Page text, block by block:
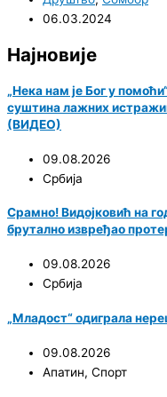
06.03.2024
Најновије
„Нека нам је Бог у
суштина лажних
(ВИДЕО)
09.08.2026
Србија
Срамно! Видојковић на
брутално извређао
09.08.2026
Србија
„Младост“ одиграла
09.08.2026
Апатин, Спорт